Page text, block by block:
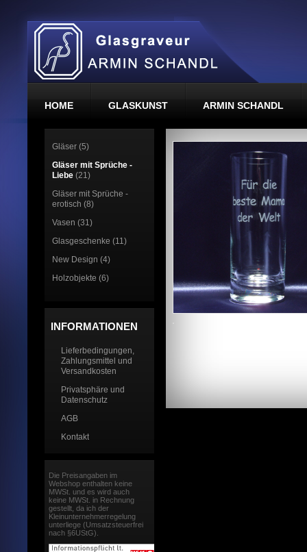
HOME GLASKUNST ARMIN SCHANDL
Gläser (5)
Gläser mit Sprüche -
Liebe (21)
Gläser mit Sprüche -
erotisch (8)
Vasen (31)
Glasgeschenke (11)
New Design (4)
Holzobjekte (6)
INFORMATIONEN
Lieferbedingungen,
Zahlungsmittel und
Versandkosten
Privatsphäre und
Datenschutz
AGB
Kontakt
Die Preisangaben im
Webshop enthalten keine
MWSt. und es wird auch
keine MWSt. in Rechnung
gestellt, da ich der
Kleinunternehmerregelung
unterliege (Umsatzsteuerfrei
nach §6UStG).